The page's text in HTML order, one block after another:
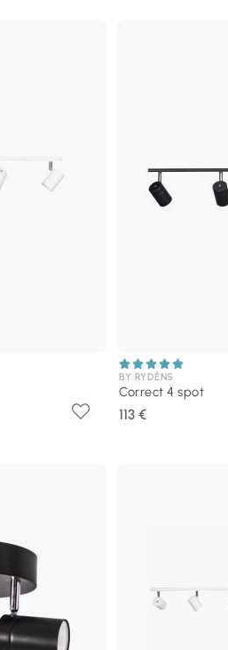
BY RYDÉNS
Correct 4 spot
113 €